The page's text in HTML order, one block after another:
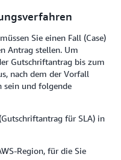
Sie einen Fall (Case)
Antrag stellen. Um
Gutschriftantrag bis zum
nach dem der Vorfall
sein und folgende
für SLA) in
Region, für die Sie